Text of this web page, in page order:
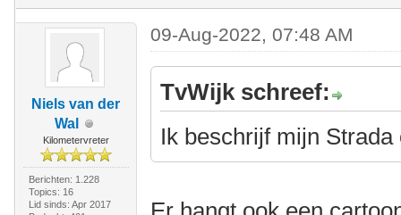
Niels van der
Wal
Kilometervreter
Berichten: 1.228
Topics: 16
Lid sinds: Apr 2017
09-Aug-2022, 07:48 AM
TvWijk schreef:
Ik beschrijf mijn